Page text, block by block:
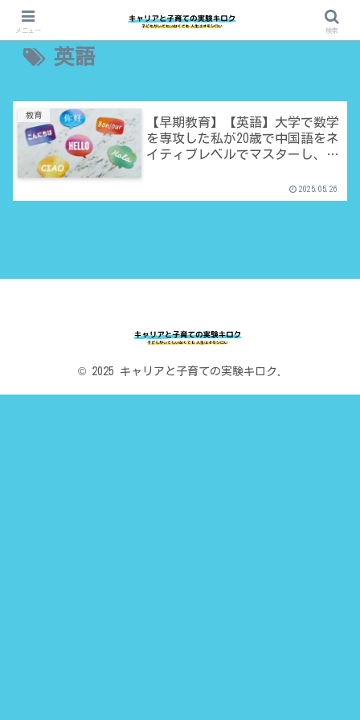
英語
教育
【早期教育】【英語】大学で数学
を専攻した私が20歳で中国語をネ
イティブレベルでマスターし、つ
2025.05.26
© 2025 キャリアと子育ての実験キロク.
メニュー 検索